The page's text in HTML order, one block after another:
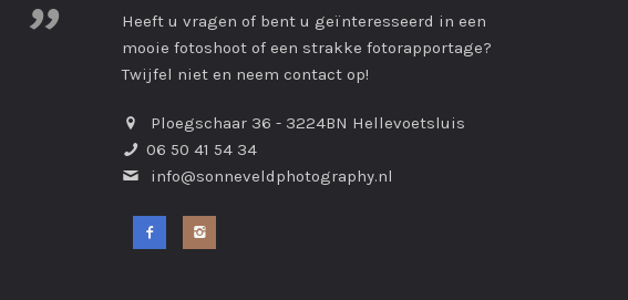
Heeft u vragen of bent u geïnteresseerd in een
mooie fotoshoot of een strakke fotorapportage?
Twijfel niet en neem contact op!
Ploegschaar 36 - 3224BN Hellevoetsluis
06 50 41 54 34
info@sonneveldphotography.nl